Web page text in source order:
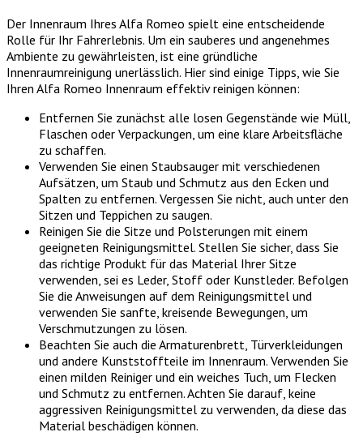
Der Innenraum Ihres Alfa Romeo spielt eine entscheidende
Rolle für Ihr Fahrerlebnis. Um ein sauberes und angenehmes
Ambiente zu gewährleisten, ist eine gründliche
Innenraumreinigung unerlässlich. Hier sind einige Tipps, wie Sie
Ihren Alfa Romeo Innenraum effektiv reinigen können:
Entfernen Sie zunächst alle losen Gegenstände wie Müll,
Flaschen oder Verpackungen, um eine klare Arbeitsfläche
zu schaffen.
Verwenden Sie einen Staubsauger mit verschiedenen
Aufsätzen, um Staub und Schmutz aus den Ecken und
Spalten zu entfernen. Vergessen Sie nicht, auch unter den
Sitzen und Teppichen zu saugen.
Reinigen Sie die Sitze und Polsterungen mit einem
geeigneten Reinigungsmittel. Stellen Sie sicher, dass Sie
das richtige Produkt für das Material Ihrer Sitze
verwenden, sei es Leder, Stoff oder Kunstleder. Befolgen
Sie die Anweisungen auf dem Reinigungsmittel und
verwenden Sie sanfte, kreisende Bewegungen, um
Verschmutzungen zu lösen.
Beachten Sie auch die Armaturenbrett, Türverkleidungen
und andere Kunststoffteile im Innenraum. Verwenden Sie
einen milden Reiniger und ein weiches Tuch, um Flecken
und Schmutz zu entfernen. Achten Sie darauf, keine
aggressiven Reinigungsmittel zu verwenden, da diese das
Material beschädigen können.